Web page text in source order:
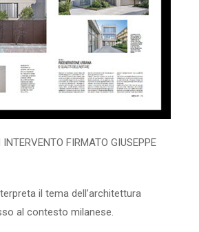
FIRMATO GIUSEPPE
il tema dell’architettura
al contesto milanese.